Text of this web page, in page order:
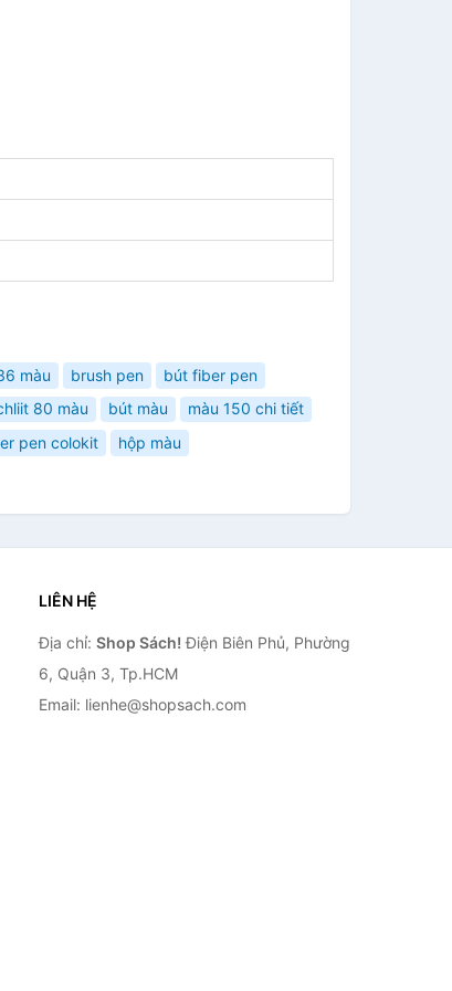
màu brush pen
bút fiber pen
80 màu bút màu
màu 150 chi tiết
pen colokit hộp màu
LIÊN HỆ
Địa chỉ: Shop Sách! Điện Biên Phủ, Phường
6, Quận 3, Tp.HCM
Email: lienhe@shopsach.com